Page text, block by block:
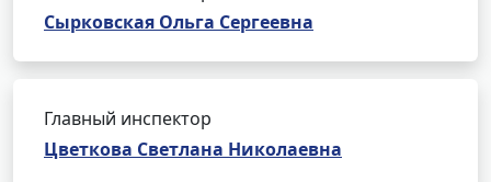
Сырковская Ольга Сергеевна
Главный инспектор
Цветкова Светлана Николаевна